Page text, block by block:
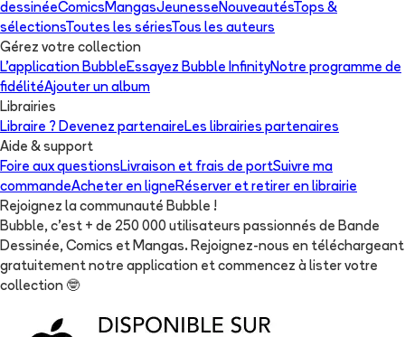
dessinéeComics MangasJeunesse NouveautésTops &
sélectionsToutes les sériesTous les auteurs
Gérez votre collection
L'application Bubble Essayez Bubble InfinityNotre programme de
fidélitéAjouter un album
Librairies
Libraire ? Devenez partenaire Les librairies partenaires
Aide & support
Foire aux questions Livraison et frais de portSuivre ma
commandeAcheter en ligne Réserver et retirer en librairie
Rejoignez la communauté Bubble !
Bubble, c'est + de 250 000 utilisateurs passionnés de Bande
Dessinée, Comics et Mangas. Rejoignez-nous en téléchargeant
gratuitement notre application et commencez à lister votre
collection 🤓